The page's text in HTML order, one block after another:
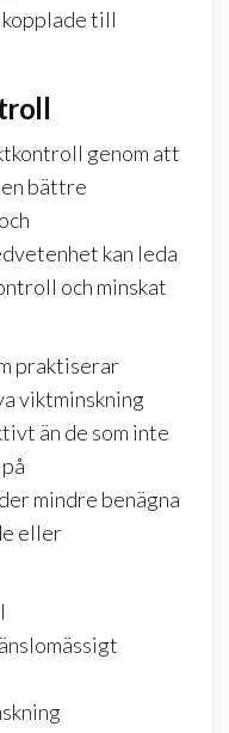
till
genom att
bättre
kan leda
och minskat
praktiserar
viktminskning
än de som inte
mindre benägna
eller